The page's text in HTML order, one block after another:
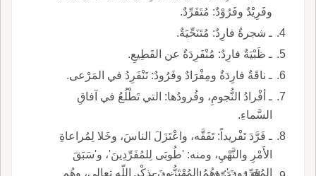
وفَرِيْدٌ وفَرُوْدٌ: مُتَفَرِّدٌ.
ـ شجرةٌ فارِدٌ: مُتَنَحِّيَةٌ.
ـ ظَبْيَةٌ فارِدٌ: مُنْفَرِدَةٌ عن القَطِيعِ.
ـ ناقَةٌ فارِدَةٌ ومِفْرَادٌ وفَرُودٌ: تَنْفَرِدُ في المَرْعى.
ـ أفْرادُ النُّجومِ، وفُرودُها: التي تَطْلُعُ في آفاقِ
السَّماءِ.
ـ فَرَّدَ تَفْريداً: تَفَقَّه، واعْتَزَلَ الناسَ، وخَلا لِمُراعاةِ
الأَمْرِ والنَّهْيِ، ومنه: 'طُوبَى لِلمُفَرِّدِينَ'، و'سَبَقَ
المُفَرِّدونَ': وهُمُ المُهْتَزُّونَ بِذِكْرِ اللّهِ تعالى، وهُم